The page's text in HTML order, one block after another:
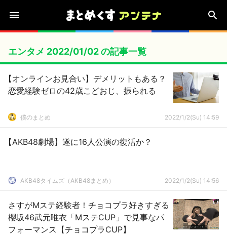
エンタメ 2022/01/02 の記事一覧
【オンラインお見合い】デメリットもある？
恋愛経験ゼロの42歳こどおじ、振られる
僕のまとめ 2022/1/2(Su) 14:59
【AKB48劇場】遂に16人公演の復活か？
AKB48タイムズ（AKB48まとめ） 2022/1/2(Su) 14:56
さすがMステ経験者！チョコプラ好きすぎる
櫻坂46武元唯衣「MステCUP」で見事なパ
フォーマンス【チョコプラCUP】